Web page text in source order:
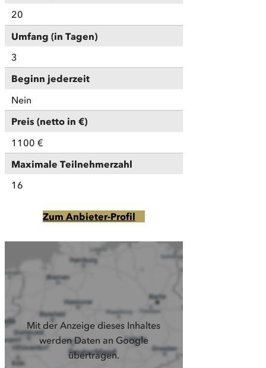
20
Umfang (in Tagen)
3
Beginn jederzeit
Nein
Preis (netto in €)
1100 €
Maximale Teilnehmerzahl
16
Zum Anbieter-Profil
Mit der Anzeige dieses Inhaltes
werden Daten an Google
übertragen.